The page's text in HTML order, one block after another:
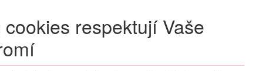
cookies respektují Vaše